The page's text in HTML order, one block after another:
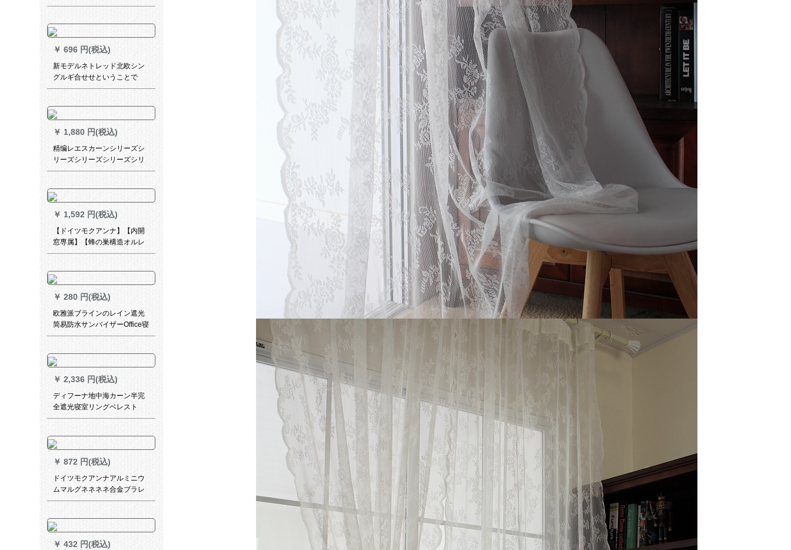
寝室ビエング男の子部屋出窓
メトルの専门写真
￥ 696 円(税込)
新モデルネトレッド北欧シン
グルギ合せせということで
す。完全遮光布既製カーター
は、「ベルベット麻綴色」と
の湖青+黄色2.0枚2.2高フルを
装着しています。
￥ 1,880 円(税込)
精编レエスカーンシリーズシ
リーズシリーズシリーズシリ
ーズシリーズのホートラック
ーナーコーナーコーナーコー
ナーコーナーのハーフカータ
ーテーンの小さなカーンンン
カーバーテーターのパイナッ
プルテーリング薄いの青(ポー
￥ 1,592 円(税込)
【ドイツモクアンナ】【内開
窓専属】【蜂の巣構造オルレ
ンテン】【遮光カーン】【既
遮光】ディップカラーMG-FC
06-418
￥ 280 円(税込)
欧雅派ブラインのレイン遮光
简易防水サンバイザーOffice寝
室トリレビルKM-50-1001ホワ
ゲル幅1.5メトル以上)
￥ 2,336 円(税込)
ディフーナ地中海カーン半完
全遮光寝室リングベレスト
8520-完全遮光布-フルック既
A
￥ 872 円(税込)
ドイツモクアンナアルミニウ
ムマルグネネネネ合金ブラレ
ン黒パンチー不要トニック防
BY 08-29
￥ 432 円(税込)